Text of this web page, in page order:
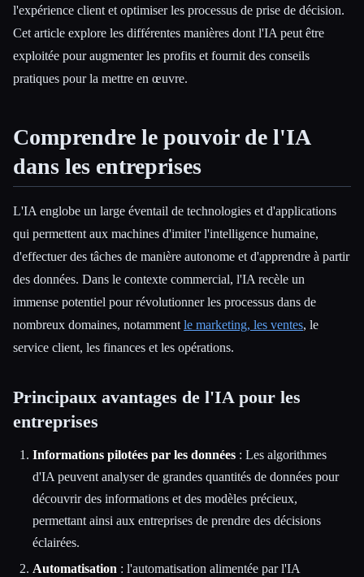
Esc
l'expérience client et optimiser les processus de prise de décision.
Cet article explore les différentes manières dont l'IA peut être
exploitée pour augmenter les profits et fournit des conseils
pratiques pour la mettre en œuvre.
Comprendre le pouvoir de l'IA
dans les entreprises
L'IA englobe un large éventail de technologies et d'applications
qui permettent aux machines d'imiter l'intelligence humaine,
d'effectuer des tâches de manière autonome et d'apprendre à partir
des données. Dans le contexte commercial, l'IA recèle un
immense potentiel pour révolutionner les processus dans de
nombreux domaines, notamment le marketing, les ventes, le
service client, les finances et les opérations.
Principaux avantages de l'IA pour les
entreprises
Informations pilotées par les données : Les algorithmes
d'IA peuvent analyser de grandes quantités de données pour
découvrir des informations et des modèles précieux,
permettant ainsi aux entreprises de prendre des décisions
éclairées.
Automatisation : l'automatisation alimentée par l'IA